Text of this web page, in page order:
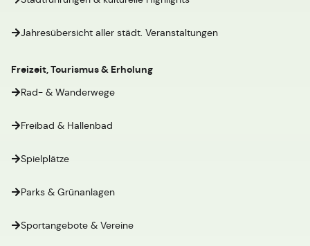
Jahresübersicht aller städt. Veranstaltungen
Freizeit, Tourismus & Erholung
Rad- & Wanderwege
Freibad & Hallenbad
Spielplätze
Parks & Grünanlagen
Sportangebote & Vereine